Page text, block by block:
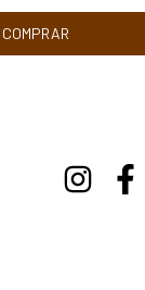
COMPRAR